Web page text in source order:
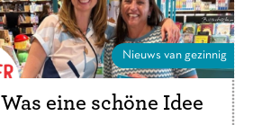
Nieuws van gezinnig
Was eine schöne Idee